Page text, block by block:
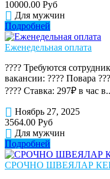
10000.00 Руб
Для мужчин
Подробней
Еженедельная оплата
???? Требуются
вакансии: ???? Повара
???? Ставка: 297₽ в час
Ноябрь 27, 2025
3564.00 Руб
Для мужчин
Подробней
СРОЧНО ШВЕЯЛАР